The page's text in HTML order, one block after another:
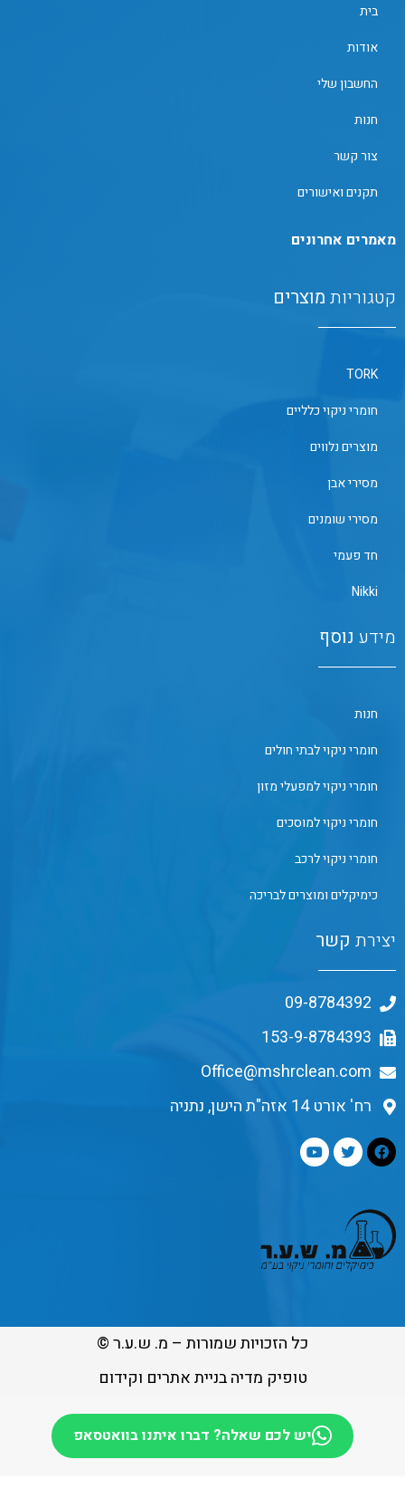
בית
אודות
החשבון שלי
חנות
צור קשר
תקנים ואישורים
מאמרים אחרונים
קטגוריות מוצרים
TORK
חומרי ניקוי כלליים
מוצרים נלווים
מסירי אבן
מסירי שומנים
חד פעמי
Nikki
מידע נוסף
חנות
חומרי ניקוי לבתי חולים
חומרי ניקוי למפעלי מזון
חומרי ניקוי למוסכים
חומרי ניקוי לרכב
כימיקלים ומוצרים לבריכה
יצירת קשר
09-8784392
153-9-8784393
Office@mshrclean.com
רח' אורט 14 אזה"ת הישן, נתניה
כל הזכויות שמורות – מ. ש.ע.ר ©
טופיק מדיה בניית אתרים וקידום
יש לכם שאלה? דברו איתנו בוואטסאפ